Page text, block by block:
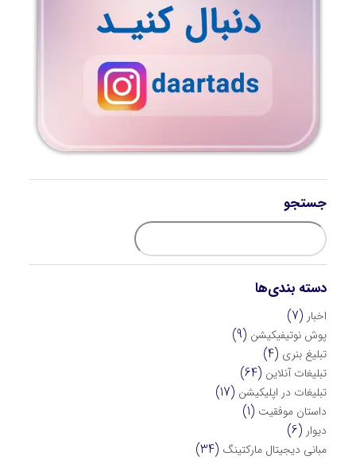
جستجو
دسته بندی‌ها
اخبار (7)
پوش نوتیفیکیشن (9)
تبلیغ بنری (4)
تبلیغات آنلاین (64)
تبلیغات در اپلیکیشن (17)
داستان موفقیت (1)
دیوار (6)
مبانی دیجیتال مارکتینگ (34)